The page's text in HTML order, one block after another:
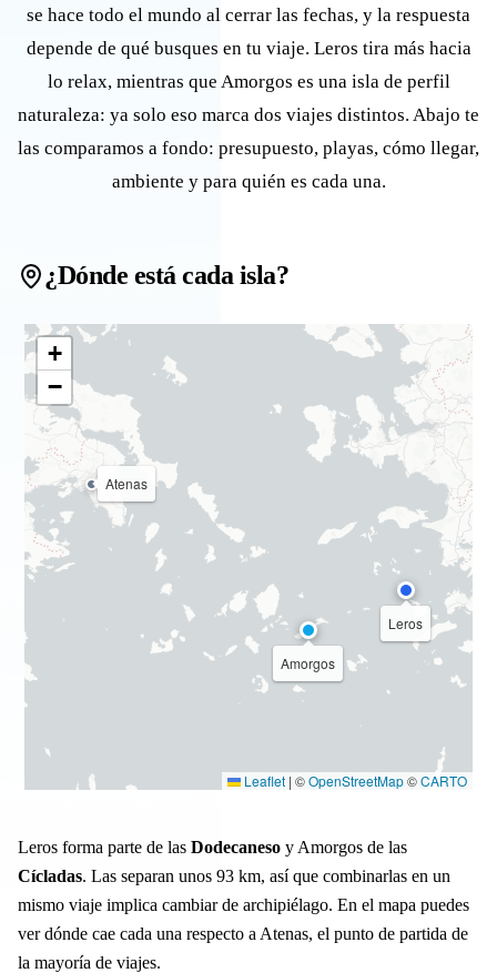
se hace todo el mundo al cerrar las fechas, y la respuesta
depende de qué busques en tu viaje. Leros tira más hacia
lo relax, mientras que Amorgos es una isla de perfil
naturaleza: ya solo eso marca dos viajes distintos. Abajo te
las comparamos a fondo: presupuesto, playas, cómo llegar,
ambiente y para quién es cada una.
¿Dónde está cada isla?
Leros
Amorgos
Atenas
+
−
Leaflet | ©OpenStreetMap©CARTO
Leros forma parte de las Dodecaneso y Amorgos de las
Cícladas. Las separan unos 93 km, así que combinarlas en un
mismo viaje implica cambiar de archipiélago. En el mapa puedes
ver dónde cae cada una respecto a Atenas, el punto de partida de
la mayoría de viajes.